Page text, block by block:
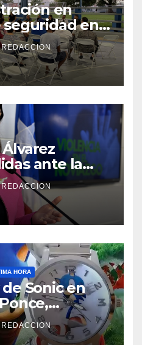
en
en
REDACCION
ante la
noviazgo
REDACCION
HORA
Sonic en
el que
REDACCION